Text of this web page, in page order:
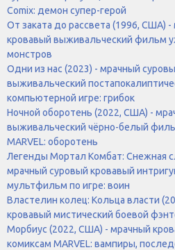
Comix: демон супер-герой
От заката до рассвета (1996, США)
кровавый выживальческий фильм
монстров
Одни из нас (2023) - мрачный
выживальческий
компьютерной игре: грибок
Ночной оборотень (2022, США) -
выживальческий чёрно-белый
MARVEL: оборотень
Легенды Мортал Комбат: Снежная
мрачный суровый кровавый
мультфильм по игре: воин
Властелин колец: Кольца власти
кровавый мистический боевой
Морбиус (2022, США) - мрачный
комиксам MARVEL: вампиры,